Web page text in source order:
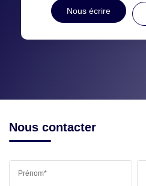
Nous écrire
Nous contacter
Prénom*